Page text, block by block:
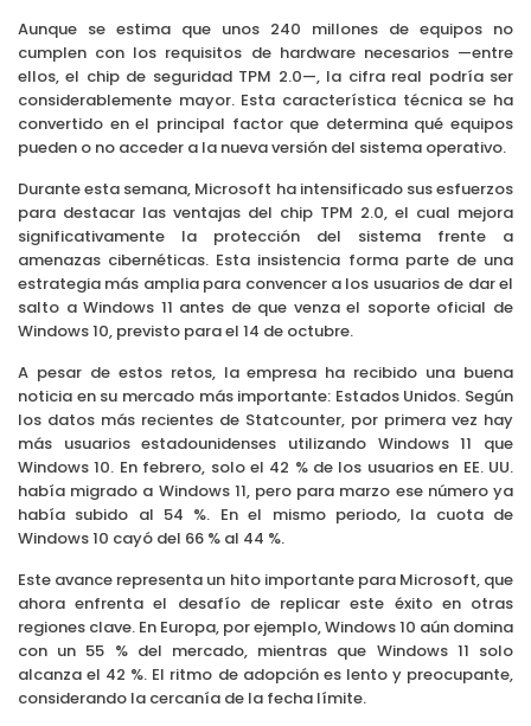
Aunque se estima que unos 240 millones de equipos no
cumplen con los requisitos de hardware necesarios —entre
ellos, el chip de seguridad TPM 2.0—, la cifra real podría ser
considerablemente mayor. Esta característica técnica se ha
convertido en el principal factor que determina qué equipos
pueden o no acceder a la nueva versión del sistema operativo.
Durante esta semana, Microsoft ha intensificado sus esfuerzos
para destacar las ventajas del chip TPM 2.0, el cual mejora
significativamente la protección del sistema frente a
amenazas cibernéticas. Esta insistencia forma parte de una
estrategia más amplia para convencer a los usuarios de dar el
salto a Windows 11 antes de que venza el soporte oficial de
Windows 10, previsto para el 14 de octubre.
A pesar de estos retos, la empresa ha recibido una buena
noticia en su mercado más importante: Estados Unidos. Según
los datos más recientes de Statcounter, por primera vez hay
más usuarios estadounidenses utilizando Windows 11 que
Windows 10. En febrero, solo el 42 % de los usuarios en EE. UU.
había migrado a Windows 11, pero para marzo ese número ya
había subido al 54 %. En el mismo periodo, la cuota de
Windows 10 cayó del 66 % al 44 %.
Este avance representa un hito importante para Microsoft, que
ahora enfrenta el desafío de replicar este éxito en otras
regiones clave. En Europa, por ejemplo, Windows 10 aún domina
con un 55 % del mercado, mientras que Windows 11 solo
alcanza el 42 %. El ritmo de adopción es lento y preocupante,
considerando la cercanía de la fecha límite.